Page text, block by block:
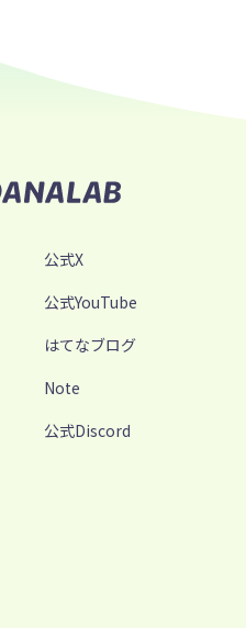
公式X
公式YouTube
はてなブログ
Note
公式Discord